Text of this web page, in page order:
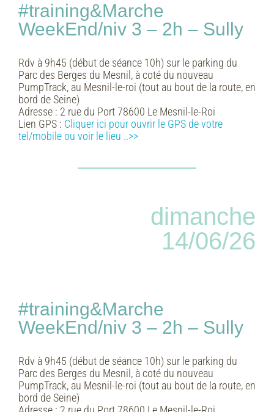
#training&Marche
WeekEnd/niv 3 – 2h – Sully
Rdv à 9h45 (début de séance 10h) sur le parking du
Parc des Berges du Mesnil, à coté du nouveau
PumpTrack, au Mesnil-le-roi (tout au bout de la route, en
bord de Seine)
Adresse : 2 rue du Port 78600 Le Mesnil-le-Roi
Lien GPS : Cliquer ici pour ouvrir le GPS de votre
tel/mobile ou voir le lieu ..>>
dimanche
14/06/26
#training&Marche
WeekEnd/niv 3 – 2h – Sully
Rdv à 9h45 (début de séance 10h) sur le parking du
Parc des Berges du Mesnil, à coté du nouveau
PumpTrack, au Mesnil-le-roi (tout au bout de la route, en
bord de Seine)